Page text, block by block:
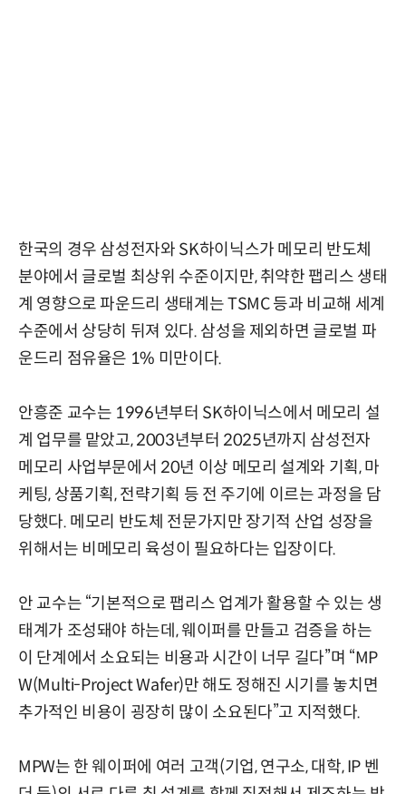
한국의 경우 삼성전자와 SK하이닉스가 메모리 반도체
분야에서 글로벌 최상위 수준이지만, 취약한 팹리스 생태
계 영향으로 파운드리 생태계는 TSMC 등과 비교해 세계
수준에서 상당히 뒤져 있다. 삼성을 제외하면 글로벌 파
운드리 점유율은 1% 미만이다.
안흥준 교수는 1996년부터 SK하이닉스에서 메모리 설
계 업무를 맡았고, 2003년부터 2025년까지 삼성전자
메모리 사업부문에서 20년 이상 메모리 설계와 기획, 마
케팅, 상품기획, 전략기획 등 전 주기에 이르는 과정을 담
당했다. 메모리 반도체 전문가지만 장기적 산업 성장을
위해서는 비메모리 육성이 필요하다는 입장이다.
안 교수는 “기본적으로 팹리스 업계가 활용할 수 있는 생
태계가 조성돼야 하는데, 웨이퍼를 만들고 검증을 하는
이 단계에서 소요되는 비용과 시간이 너무 길다”며 “MP
W(Multi-Project Wafer)만 해도 정해진 시기를 놓치면
추가적인 비용이 굉장히 많이 소요된다”고 지적했다.
MPW는 한 웨이퍼에 여러 고객(기업, 연구소, 대학, IP 벤